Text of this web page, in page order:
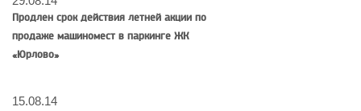
Продлен срок действия летней акции по
продаже машиномест в паркинге ЖК
«Юрлово»
15.08.14